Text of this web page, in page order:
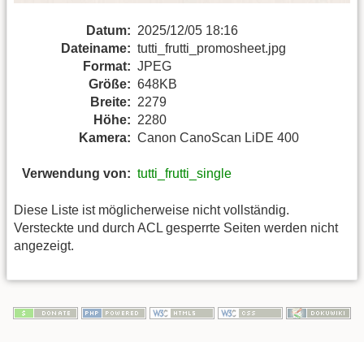
Datum: 2025/12/05 18:16
Dateiname: tutti_frutti_promosheet.jpg
Format: JPEG
Größe: 648KB
Breite: 2279
Höhe: 2280
Kamera: Canon CanoScan LiDE 400
Verwendung von: tutti_frutti_single
Diese Liste ist möglicherweise nicht vollständig.
Versteckte und durch ACL gesperrte Seiten werden nicht
angezeigt.